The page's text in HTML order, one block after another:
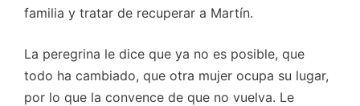
familia y tratar de recuperar a Martín.
La peregrina le dice que ya no es posible, que
todo ha cambiado, que otra mujer ocupa su lugar,
por lo que la convence de que no vuelva. Le